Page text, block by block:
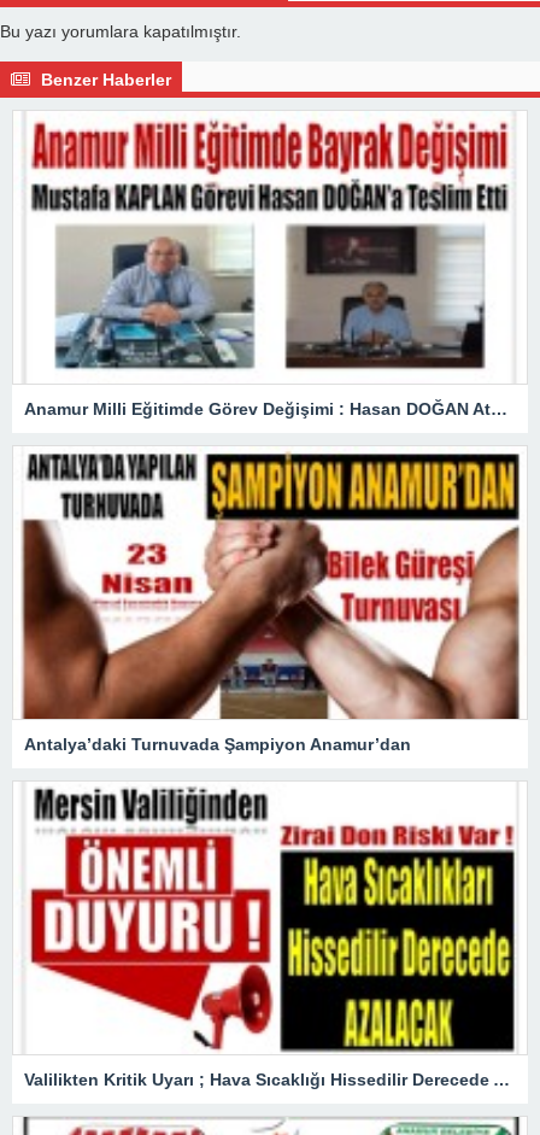
Bu yazı yorumlara kapatılmıştır.
Benzer Haberler
Anamur Milli Eğitimde Görev Değişimi : Hasan DOĞAN Atandı
Antalya’daki Turnuvada Şampiyon Anamur’dan
Valilikten Kritik Uyarı ; Hava Sıcaklığı Hissedilir Derecede Azalacak!